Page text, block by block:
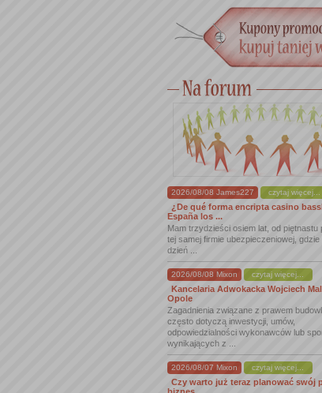
2026/08/08 James227 czytaj więcej...
¿De qué forma encripta casino
España los ...
Mam trzydzieści osiem lat, od piętnastu
tej samej firmie ubezpieczeniowej,
dzień ...
2026/08/08 Mixon czytaj więcej...
Kancelaria Adwokacka Wojciech
Opole
Zagadnienia związane z prawem
często dotyczą inwestycji, umów,
odpowiedzialności wykonawców lub
wynikających z ...
2026/08/07 Mixon czytaj więcej...
Czy warto już teraz planować swój